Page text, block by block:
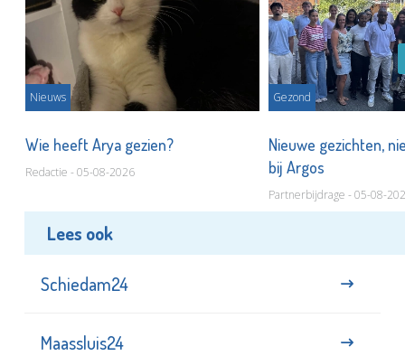
Nieuws
Wie heeft Arya gezien?
Redactie - 05-08-2026
Gezond
Nieuwe gezichten,
bij Argos
Partnerbijdrage - 05-08-
Lees ook
Schiedam24
Maassluis24